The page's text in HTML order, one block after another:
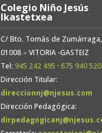
Colegio Niño Jesús
Ikastetxea
C/ Bto. Tomás de
01008 – VITORIA -GASTEIZ
Tel: 945 242 495 · 675 940 520
Dirección Titular:
direccionnj@njesus.com
Dirección Pedagógica: